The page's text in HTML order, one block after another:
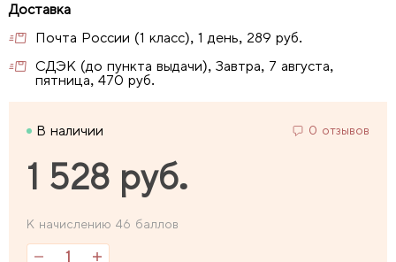
Почта России (1 класс), 1 день, 289 руб.
СДЭК (до пункта выдачи), Завтра, 7 августа,
пятница, 470 руб.
В наличии 0 отзывов
1 528 руб.
К начислению 46 баллов